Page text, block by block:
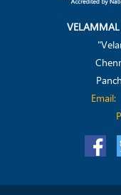
VELAMMAL
Email: